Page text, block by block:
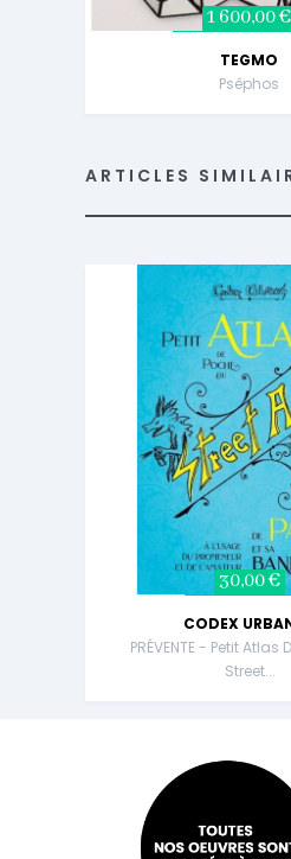
1 600,00 €
TEGMO
Psêphos
ARTICLES
30,00 €
CODEX
PRÉVENTE - Petit Atlas
Street...